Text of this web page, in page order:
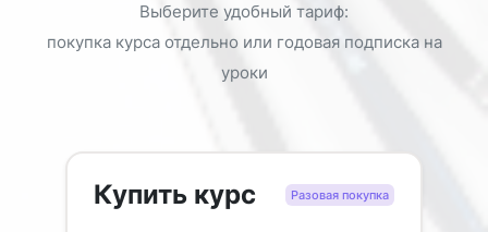
Выберите удобный тариф:
покупка курса отдельно или годовая подписка на
уроки
Купить курс Разовая покупка